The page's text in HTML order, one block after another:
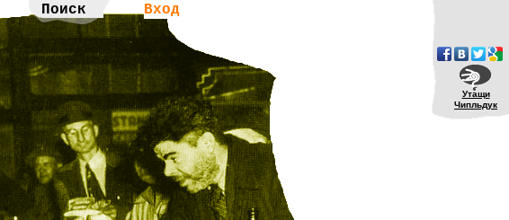
Вход
Утащи
Чипльдук